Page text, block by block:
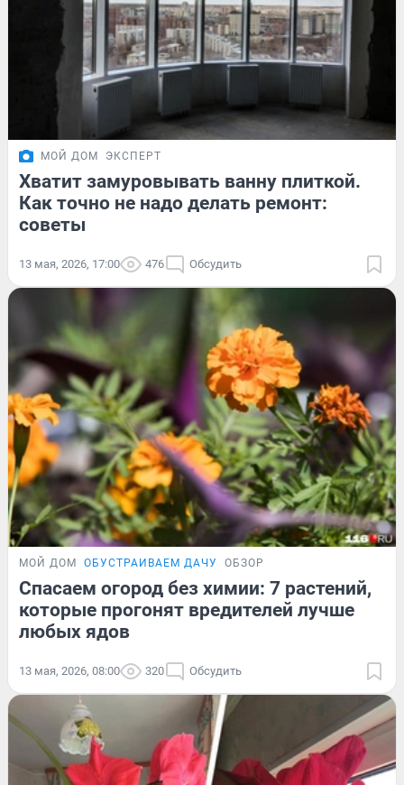
МОЙ ДОМ ЭКСПЕРТ
Хватит замуровывать ванну плиткой.
Как точно не надо делать ремонт:
советы
13 мая, 2026, 17:00 476 Обсудить
МОЙ ДОМ ОБУСТРАИВАЕМ ДАЧУ ОБЗОР
Спасаем огород без химии: 7 растений,
которые прогонят вредителей лучше
любых ядов
13 мая, 2026, 08:00 320 Обсудить